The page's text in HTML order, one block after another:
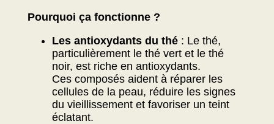
Pourquoi ça fonctionne ?
Les antioxydants du thé: Le thé,
particulièrement le thé vert et le thé
noir, est riche en antioxydants.
Ces composés aident à réparer les
cellules de la peau, réduire les signes
du vieillissement et favoriser un teint
éclatant.